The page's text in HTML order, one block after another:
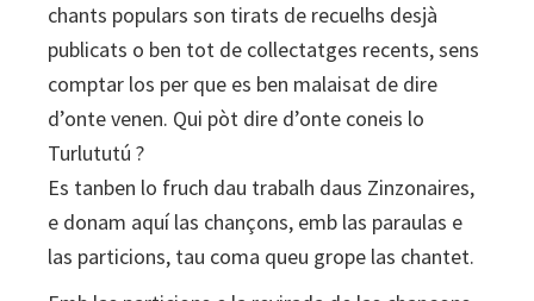
chants populars son tirats de recuelhs desjà
publicats o ben tot de collectatges recents, sens
comptar los per que es ben malaisat de dire
d’onte venen. Qui pòt dire d’onte coneis lo
Turlututú ?
Es tanben lo fruch dau trabalh daus Zinzonaires,
e donam aquí las chançons, emb las paraulas e
las particions, tau coma queu grope las chantet.